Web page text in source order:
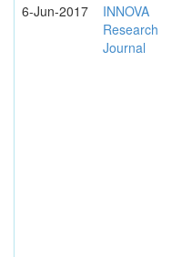
6-Jun-2017
INNOVA
Research
Journal